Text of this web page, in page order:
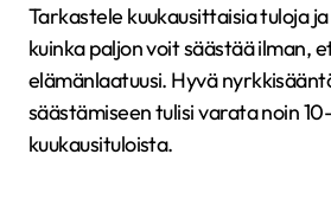
Tarkastele kuukausittaisia tuloja
kuinka paljon voit säästää ilman,
elämänlaatuusi. Hyvä
säästämiseen tulisi varata noin
kuukausituloista.